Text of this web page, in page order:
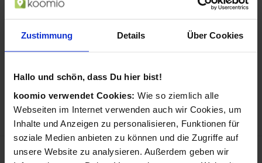
Zustimmung Details Über Cookies
Hallo und schön, dass Du hier bist!
koomio verwendet Cookies: Wie so ziemlich alle
Webseiten im Internet verwenden auch wir Cookies, um
Inhalte und Anzeigen zu personalisieren, Funktionen für
soziale Medien anbieten zu können und die Zugriffe auf
unsere Website zu analysieren. Außerdem geben wir
ANGEBOTE
MediaMarkt Köln - Hohe
Straße
Hohe Straße 121-131
50667 Köln
0,4 km
97,99 €
MediaMarkt Köln - Kalk
Vietorstraße 7
2,7 km
97,99 €